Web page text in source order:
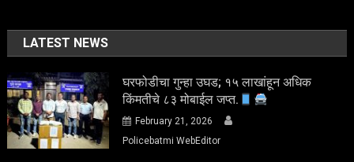
LATEST NEWS
घरफोडीचा गुन्हा उघड; १५ लाखांहून अधिक
किंमतीचे ८३ मोबाईल जप्त.
February 21, 2026
Policebatmi WebEditor